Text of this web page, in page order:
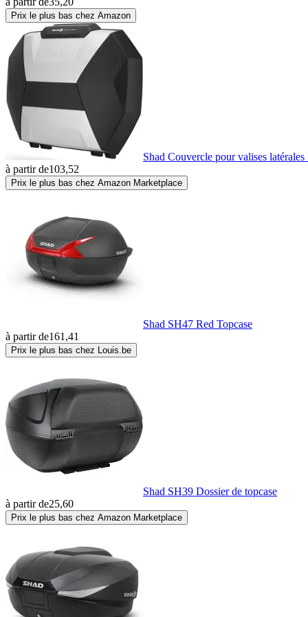
Prix le plus bas chez Amazon
Shad Couvercle pour valises
à partir de103,52
Prix le plus bas chez Amazon Marketplace
Shad SH47 Red Topcase
à partir de161,41
Prix le plus bas chez Louis.be
Shad SH39 Dossier de topcase
à partir de25,60
Prix le plus bas chez Amazon Marketplace